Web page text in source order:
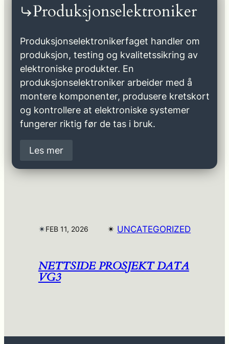
Produksjonselektroniker
Produksjonselektronikerfaget handler om
produksjon, testing og kvalitetssikring av
elektroniske produkter. En
produksjonselektroniker arbeider med å
montere komponenter, produsere kretskort
og kontrollere at elektroniske systemer
fungerer riktig før de tas i bruk.
Les mer
✴︎FEB 11, 2026 ✴︎ UNCATEGORIZED
NETTSIDE PROSJEKT DATA
VG3